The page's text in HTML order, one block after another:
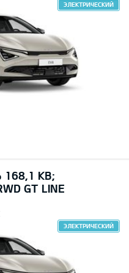
ЭЛЕКТРИЧЕСКИЙ
168,1 КВ;
GT LINE
ЭЛЕКТРИЧЕСКИЙ